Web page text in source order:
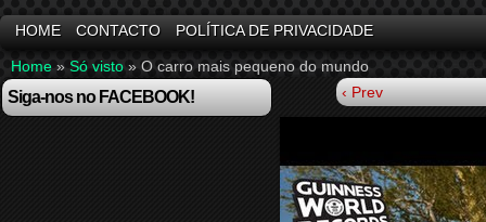
HOME CONTACTO POLÍTICA DE PRIVACIDADE
Home » Só visto » O carro mais pequeno do mundo
Siga-nos no FACEBOOK! ‹ Prev